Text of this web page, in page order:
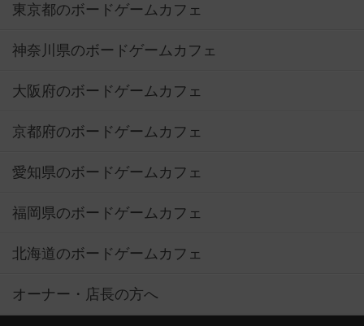
東京都のボードゲームカフェ
神奈川県のボードゲームカフェ
大阪府のボードゲームカフェ
京都府のボードゲームカフェ
愛知県のボードゲームカフェ
福岡県のボードゲームカフェ
北海道のボードゲームカフェ
オーナー・店長の方へ